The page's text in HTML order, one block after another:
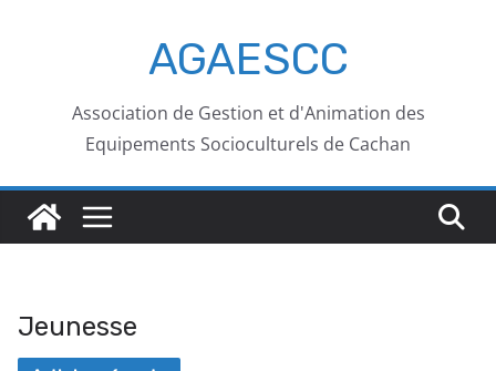
AGAESCC
Association de Gestion et d'Animation des
Equipements Socioculturels de Cachan
Jeunesse